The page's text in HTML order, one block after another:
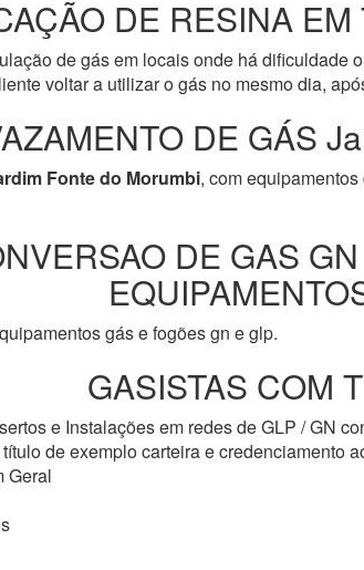
DE RESINA
de gás em locais onde há dificuldade
voltar a utilizar o gás no mesmo dia,
DE GÁS
Fonte do Morumbi, com
DE GAS
gás e fogões gn e glp.
GASISTAS COM
e Instalações em redes de GLP / GN
de exemplo carteira e credenciamento
Geral